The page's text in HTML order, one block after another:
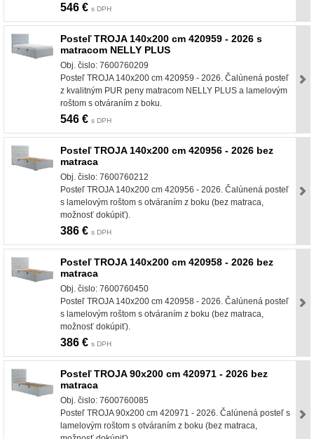
546 € s DPH
Posteľ TROJA 140x200 cm 420959 - 2026 s
matracom NELLY PLUS
Obj. čislo: 7600760209
Posteľ TROJA 140x200 cm 420959 - 2026. Čalúnená posteľ
z kvalitným PUR peny matracom NELLY PLUS a lamelovým
roštom s otváraním z boku.
546 € s DPH
Posteľ TROJA 140x200 cm 420956 - 2026 bez
matraca
Obj. čislo: 7600760212
Posteľ TROJA 140x200 cm 420956 - 2026. Čalúnená posteľ
s lamelovým roštom s otváraním z boku (bez matraca,
možnosť dokúpiť).
386 € s DPH
Posteľ TROJA 140x200 cm 420958 - 2026 bez
matraca
Obj. čislo: 7600760450
Posteľ TROJA 140x200 cm 420958 - 2026. Čalúnená posteľ
s lamelovým roštom s otváraním z boku (bez matraca,
možnosť dokúpiť).
386 € s DPH
Posteľ TROJA 90x200 cm 420971 - 2026 bez
matraca
Obj. čislo: 7600760085
Posteľ TROJA 90x200 cm 420971 - 2026. Čalúnená posteľ s
lamelovým roštom s otváraním z boku (bez matraca,